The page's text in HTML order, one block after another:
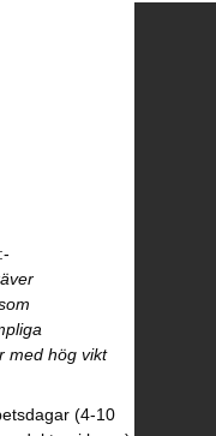
med hög vikt
(4-10